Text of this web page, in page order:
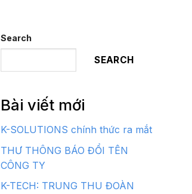
Search
SEARCH
Bài viết mới
K-SOLUTIONS chính thức ra mắt
THƯ THÔNG BÁO ĐỔI TÊN
CÔNG TY
K-TECH: TRUNG THU ĐOÀN